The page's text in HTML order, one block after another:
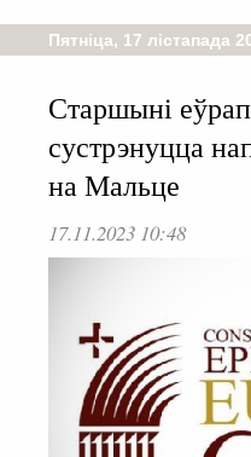
Пятніца, 17 лістапада
Старшыні
сустрэнуцца
на Мальце
17.11.2023 10:48